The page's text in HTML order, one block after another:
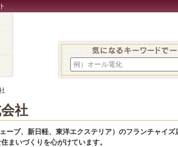
例）オール電化
社
ーブ、新日軽、東洋エクステリア）のフランチャイ
まいづくりを心がけています。